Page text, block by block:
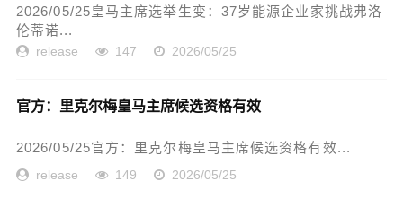
2026/05/25皇马主席选举生变：37岁能源企业家挑战弗洛
伦蒂诺...
release 147 2026/05/25
官方：里克尔梅皇马主席候选资格有效
2026/05/25官方：里克尔梅皇马主席候选资格有效...
release 149 2026/05/25